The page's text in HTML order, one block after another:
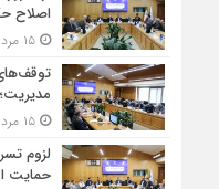
اصلاح
۱۵ مرداد ۱۴۰۵ - ۱۲:۵۴
۱۵ مرداد ۱۴۰۵ - ۱۲:۲۷
لزوم
حمایت